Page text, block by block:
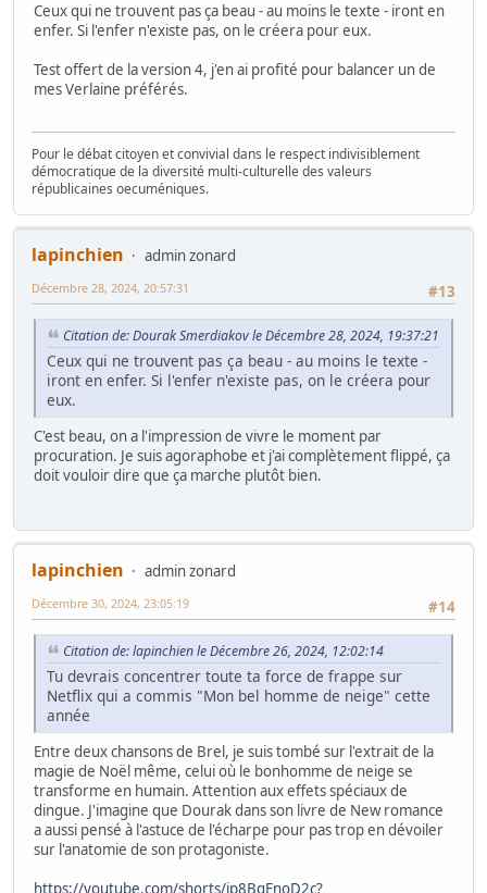
Ceux qui ne trouvent pas ça beau - au moins le texte - iront en
enfer. Si l'enfer n'existe pas, on le créera pour eux.
Test offert de la version 4, j'en ai profité pour balancer un de
mes Verlaine préférés.
Pour le débat citoyen et convivial dans le respect indivisiblement
démocratique de la diversité multi-culturelle des valeurs
républicaines oecuméniques.
lapinchien
admin zonard
#13
Décembre 28, 2024, 20:57:31
Citation de: Dourak Smerdiakov le Décembre 28, 2024, 19:37:21
Ceux qui ne trouvent pas ça beau - au moins le texte -
iront en enfer. Si l'enfer n'existe pas, on le créera pour
eux.
C'est beau, on a l'impression de vivre le moment par
procuration. Je suis agoraphobe et j'ai complètement flippé, ça
doit vouloir dire que ça marche plutôt bien.
lapinchien
admin zonard
#14
Décembre 30, 2024, 23:05:19
Citation de: lapinchien le Décembre 26, 2024, 12:02:14
Tu devrais concentrer toute ta force de frappe sur
Netflix qui a commis "Mon bel homme de neige" cette
année
Entre deux chansons de Brel, je suis tombé sur l'extrait de la
magie de Noël même, celui où le bonhomme de neige se
transforme en humain. Attention aux effets spéciaux de
dingue. J'imagine que Dourak dans son livre de New romance
a aussi pensé à l'astuce de l'écharpe pour pas trop en dévoiler
sur l'anatomie de son protagoniste.
https://youtube.com/shorts/jp8BqEnoD2c?